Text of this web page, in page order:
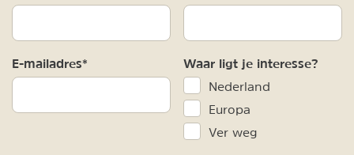
E-mailadres* Waar ligt je interesse?
Nederland
Europa
Ver weg